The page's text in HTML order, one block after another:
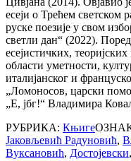
есеји о Трећем светском
руске поезије у свом
светли дан“ (2022).
есејистичких,
области уметности,
италијанског и
„Ломоносов, царски
„Е, јбг!“ Владимира
РУБРИКА: Књиге
Јаковљевић Радуновић,
Вуксановић, Достојевски,